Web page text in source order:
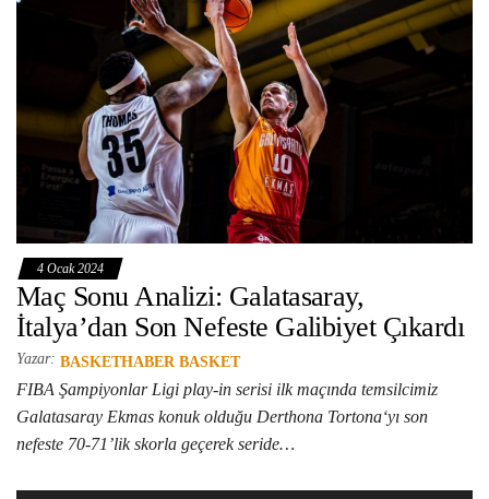
4 Ocak 2024
Maç Sonu Analizi: Galatasaray,
İtalya’dan Son Nefeste Galibiyet Çıkardı
Yazar: BASKETHABER BASKET
FIBA Şampiyonlar Ligi play-in serisi ilk maçında temsilcimiz
Galatasaray Ekmas konuk olduğu Derthona Tortona‘yı son
nefeste 70-71’lik skorla geçerek seride…